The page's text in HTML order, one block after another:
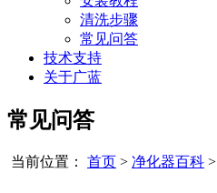
清洗步骤
常见问答
技术支持
关于广蓝
常见问答
当前位置： 首页 > 净化器百科 >